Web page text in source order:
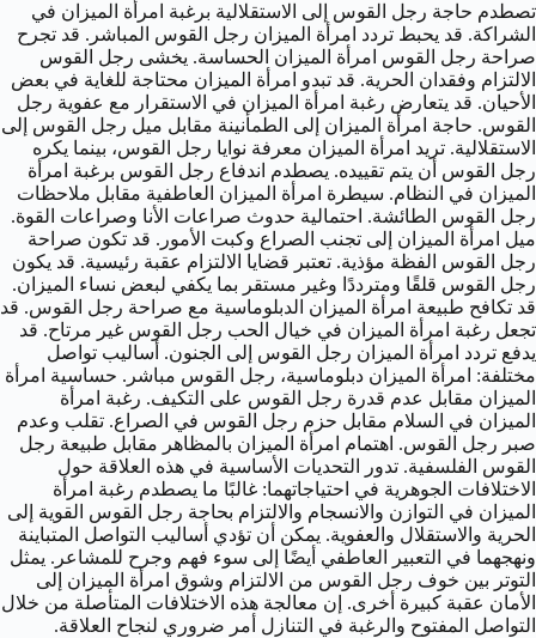
تصطدم حاجة رجل القوس إلى الاستقلالية برغبة امرأة الميزان في
الشراكة. قد يحبط تردد امرأة الميزان رجل القوس المباشر. قد تجرح
صراحة رجل القوس امرأة الميزان الحساسة. يخشى رجل القوس
الالتزام وفقدان الحرية. قد تبدو امرأة الميزان محتاجة للغاية في بعض
الأحيان. قد يتعارض رغبة امرأة الميزان في الاستقرار مع عفوية رجل
القوس. حاجة امرأة الميزان إلى الطمأنينة مقابل ميل رجل القوس إلى
الاستقلالية. تريد امرأة الميزان معرفة نوايا رجل القوس، بينما يكره
رجل القوس أن يتم تقييده. يصطدم اندفاع رجل القوس برغبة امرأة
الميزان في النظام. سيطرة امرأة الميزان العاطفية مقابل ملاحظات
رجل القوس الطائشة. احتمالية حدوث صراعات الأنا وصراعات القوة.
ميل امرأة الميزان إلى تجنب الصراع وكبت الأمور. قد تكون صراحة
رجل القوس الفظة مؤذية. تعتبر قضايا الالتزام عقبة رئيسية. قد يكون
رجل القوس قلقًا ومترددًا وغير مستقر بما يكفي لبعض نساء الميزان.
قد تكافح طبيعة امرأة الميزان الدبلوماسية مع صراحة رجل القوس. قد
تجعل رغبة امرأة الميزان في خيال الحب رجل القوس غير مرتاح. قد
يدفع تردد امرأة الميزان رجل القوس إلى الجنون. أساليب تواصل
مختلفة: امرأة الميزان دبلوماسية، رجل القوس مباشر. حساسية امرأة
الميزان مقابل عدم قدرة رجل القوس على التكيف. رغبة امرأة
الميزان في السلام مقابل حزم رجل القوس في الصراع. تقلب وعدم
صبر رجل القوس. اهتمام امرأة الميزان بالمظاهر مقابل طبيعة رجل
القوس الفلسفية. تدور التحديات الأساسية في هذه العلاقة حول
الاختلافات الجوهرية في احتياجاتهما: غالبًا ما يصطدم رغبة امرأة
الميزان في التوازن والانسجام والالتزام بحاجة رجل القوس القوية إلى
الحرية والاستقلال والعفوية. يمكن أن تؤدي أساليب التواصل المتباينة
ونهجهما في التعبير العاطفي أيضًا إلى سوء فهم وجرح للمشاعر. يمثل
التوتر بين خوف رجل القوس من الالتزام وشوق امرأة الميزان إلى
الأمان عقبة كبيرة أخرى. إن معالجة هذه الاختلافات المتأصلة من خلال
التواصل المفتوح والرغبة في التنازل أمر ضروري لنجاح العلاقة.